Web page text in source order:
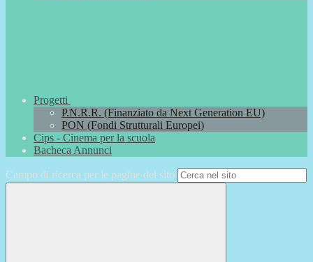
Progetti
P.N.R.R. (Finanziato da Next Generation EU)
PON (Fondi Strutturali Europei)
Cips - Cinema per la scuola
Bacheca Annunci
Campo di ricerca per le pagine del sito